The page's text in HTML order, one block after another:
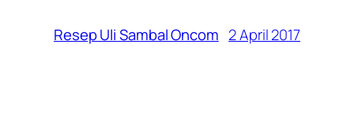
Resep Uli Sambal Oncom 2 April 2017